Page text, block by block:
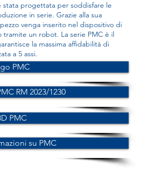
stata progettata per soddisfare le
in serie. Grazie alla sua
venga inserito nel dispositivo di
un robot. La serie PMC è il
la massima affidabilità di
a 5 assi.
PMC
RM 2023/1230
PMC
su PMC